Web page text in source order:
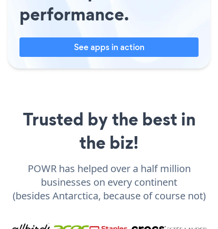
performance.
See apps in action
Trusted by the best in
the biz!
POWR has helped over a half million
businesses on every continent
(besides Antarctica, because of course not)